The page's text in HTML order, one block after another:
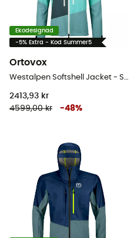
Ekodesignad
-5% Extra - Kod Summer5
Ortovox
2413,93 kr
4599,00 kr
-48%